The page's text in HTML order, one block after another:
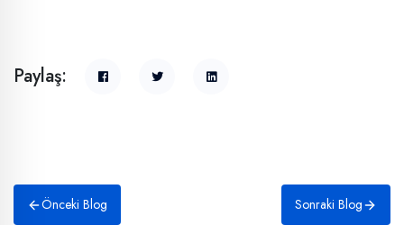
Paylaş:
Önceki Blog Sonraki Blog